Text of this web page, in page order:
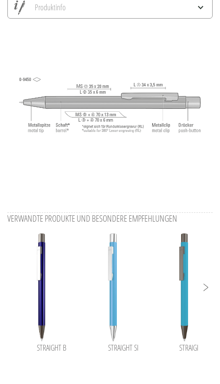
Produktinfo
VERWANDTE PRODUKTE UND BESONDERE EMPFEHLUNGEN
STRAIGHT B STRAIGHT SI STRAIGHT GUM